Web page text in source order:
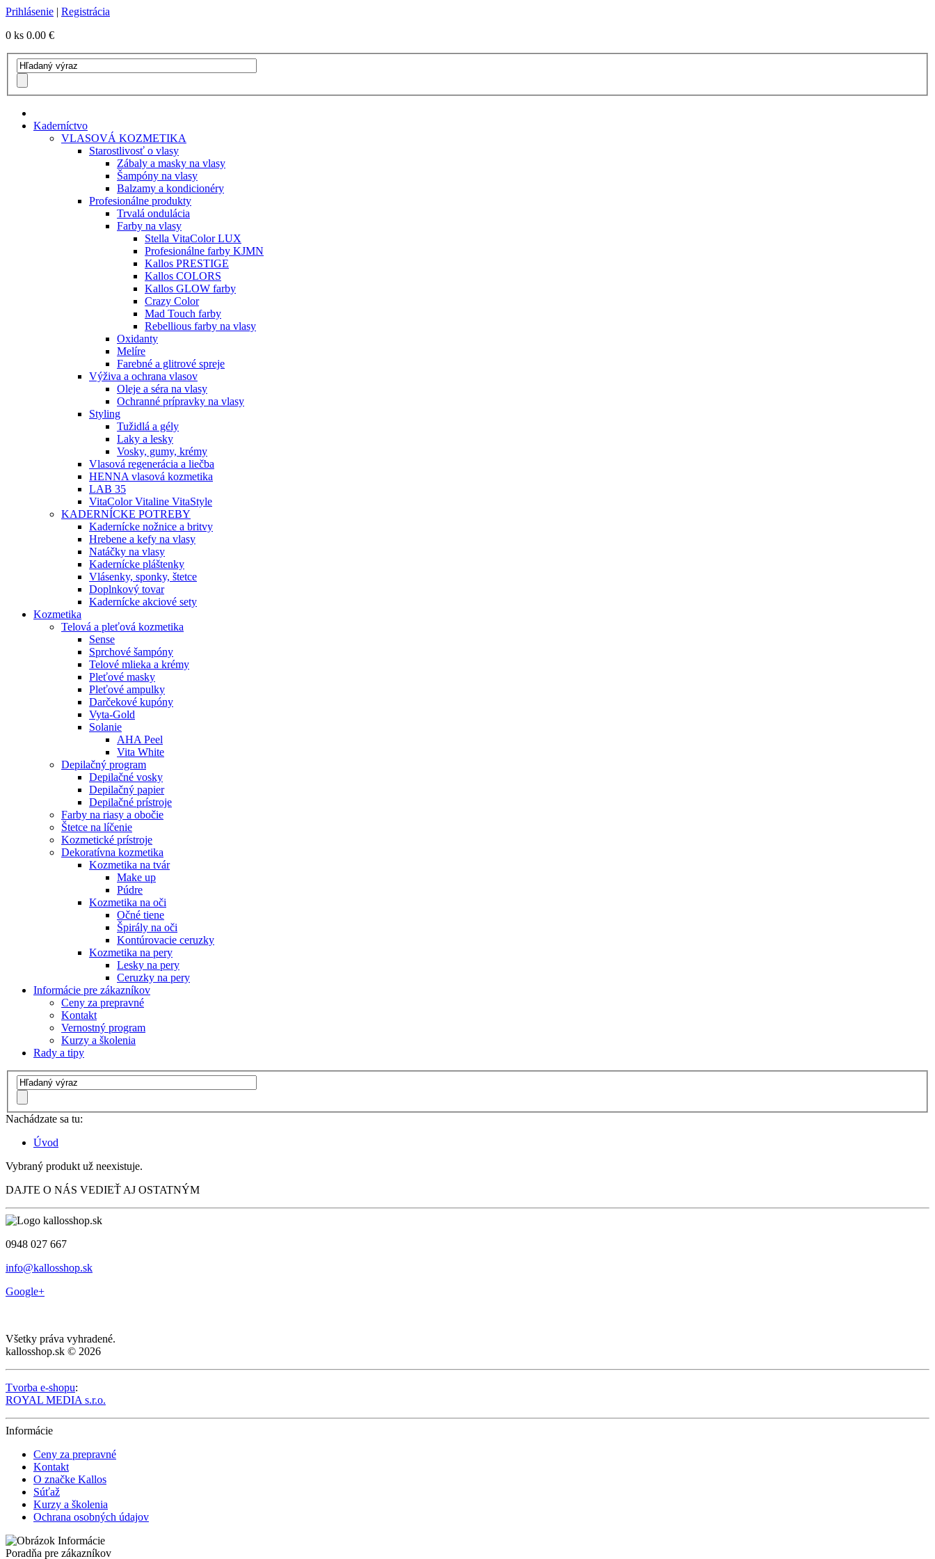
Prihlásenie | Registrácia
0 ks 0.00 €
Kaderníctvo
VLASOVÁ KOZMETIKA
Starostlivosť o vlasy
Zábaly a masky na vlasy
Šampóny na vlasy
Balzamy a kondicionéry
Profesionálne produkty
Trvalá ondulácia
Farby na vlasy
Stella VitaColor LUX
Profesionálne farby KJMN
Kallos PRESTIGE
Kallos COLORS
Kallos GLOW farby
Crazy Color
Mad Touch farby
Rebellious farby na vlasy
Oxidanty
Melíre
Farebné a glitrové spreje
Výživa a ochrana vlasov
Oleje a séra na vlasy
Ochranné prípravky na vlasy
Styling
Tužidlá a gély
Laky a lesky
Vosky, gumy, krémy
Vlasová regenerácia a liečba
HENNA vlasová kozmetika
LAB 35
VitaColor Vitaline VitaStyle
KADERNÍCKE POTREBY
Kadernícke nožnice a britvy
Hrebene a kefy na vlasy
Natáčky na vlasy
Kadernícke pláštenky
Vlásenky, sponky, štetce
Doplnkový tovar
Kadernícke akciové sety
Kozmetika
Telová a pleťová kozmetika
Sense
Sprchové šampóny
Telové mlieka a krémy
Pleťové masky
Pleťové ampulky
Darčekové kupóny
Vyta-Gold
Solanie
AHA Peel
Vita White
Depilačný program
Depilačné vosky
Depilačný papier
Depilačné prístroje
Farby na riasy a obočie
Štetce na líčenie
Kozmetické prístroje
Dekoratívna kozmetika
Kozmetika na tvár
Make up
Púdre
Kozmetika na oči
Očné tiene
Špirály na oči
Kontúrovacie ceruzky
Kozmetika na pery
Lesky na pery
Ceruzky na pery
Informácie pre zákazníkov
Ceny za prepravné
Kontakt
Vernostný program
Kurzy a školenia
Rady a tipy
Nachádzate sa tu:
Úvod
Vybraný produkt už neexistuje.
DAJTE O NÁS VEDIEŤ AJ OSTATNÝM
0948 027 667
info@kallosshop.sk
Google+
Všetky práva vyhradené.
kallosshop.sk © 2026
Tvorba e-shopu:
ROYAL MEDIA s.r.o.
Informácie
Ceny za prepravné
Kontakt
O značke Kallos
Súťaž
Kurzy a školenia
Ochrana osobných údajov
Poradňa pre zákazníkov